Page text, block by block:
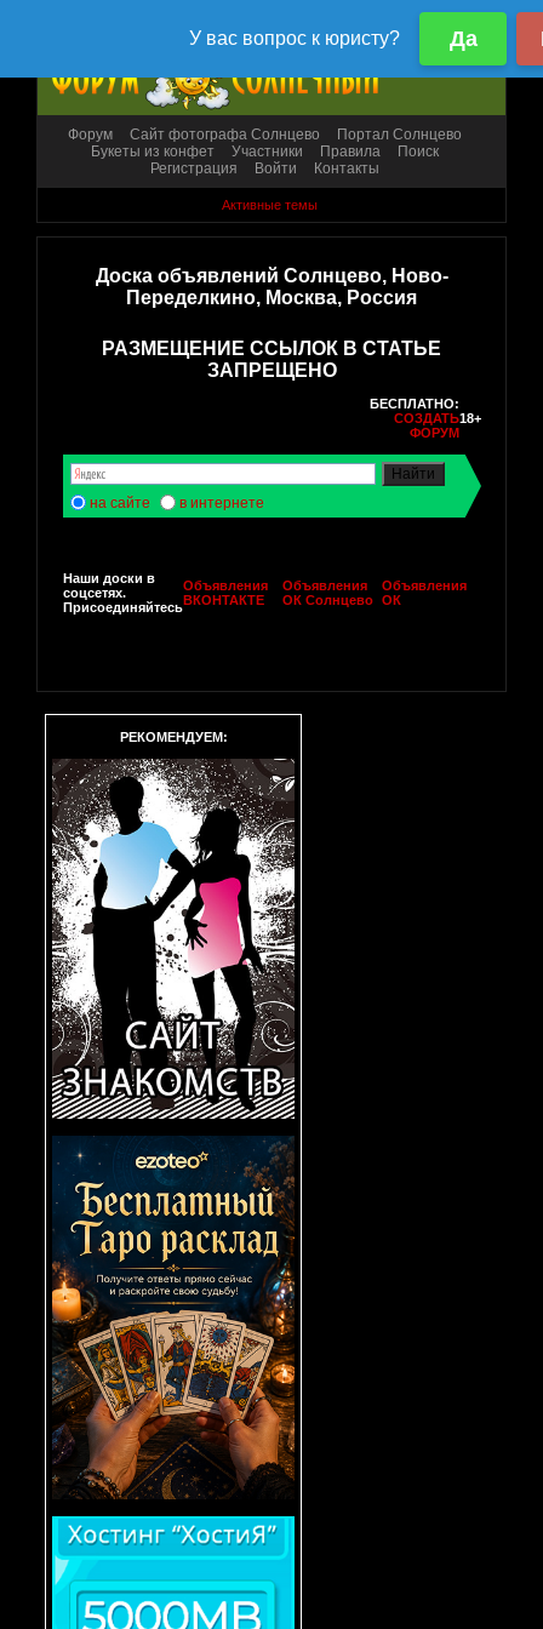
Форум Сайт фотографа Солнцево
Портал Солнцево
Букеты из конфет
Участники Правила
Поиск
Регистрация
Войти Контакты
Активные темы
Доска объявлений Солнцево, Ново-
Переделкино, Москва, Россия
РАЗМЕЩЕНИЕ ССЫЛОК В СТАТЬЕ
ЗАПРЕЩЕНО
БЕСПЛАТНО:
СОЗДАТЬ
ФОРУМ
18+
на сайте в интернете
Наши доски в
соцсетях.
Присоединяйтесь
Объявления
ВКОНТАКТЕ
Объявления
ОК Солнцево
Объявления
ОК
РЕКОМЕНДУЕМ: